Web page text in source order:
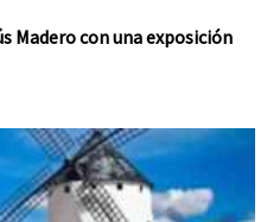
Madero con una exposición